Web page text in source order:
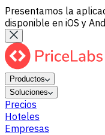
Presentamos la
disponible en iOS y
Productos
Soluciones
Precios
Hoteles
Empresas